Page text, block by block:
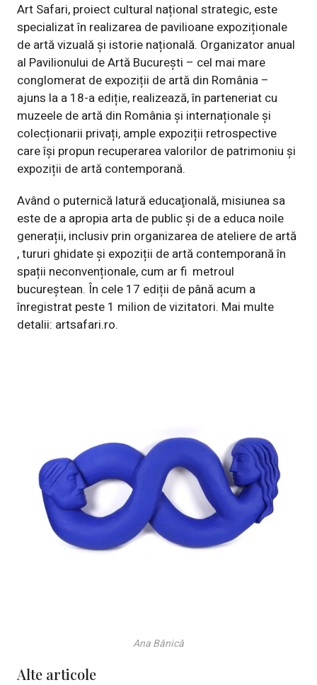
Alte articole
Art Safari, proiect cultural național strategic, este
specializat în realizarea de pavilioane expoziționale
de artă vizuală și istorie națională. Organizator anual
al Pavilionului de Artă București – cel mai mare
conglomerat de expoziții de artă din România –
ajuns la a 18-a ediție, realizează, în parteneriat cu
muzeele de artă din România și internaționale și
colecționarii privați, ample expoziții retrospective
care își propun recuperarea valorilor de patrimoniu și
expoziții de artă contemporană.
Având o puternică latură educaţională, misiunea sa
este de a apropia arta de public și de a educa noile
generații, inclusiv prin organizarea de ateliere de artă
, tururi ghidate și expoziții de artă contemporană în
spații neconvenționale, cum ar fi metroul
bucureștean. În cele 17 ediții de până acum a
înregistrat peste 1 milion de vizitatori. Mai multe
detalii: artsafari.ro.
Ana Bănică